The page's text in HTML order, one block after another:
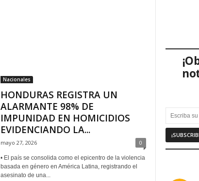
Nacionales
HONDURAS REGISTRA UN
ALARMANTE 98% DE
IMPUNIDAD EN HOMICIDIOS
EVIDENCIANDO LA...
mayo 27, 2026 0
• El país se consolida como el epicentro de la violencia
basada en género en América Latina, registrando el
asesinato de una...